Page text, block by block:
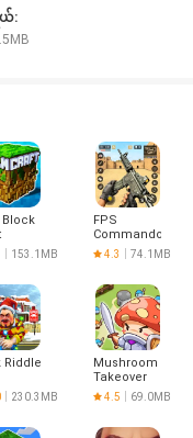
ား။နောက်ဆုံးသတင်းများ
:
Block
153.1MB
FPS
Commando
Shooting
Games
4.3 74.1MB
Riddle
230.3MB
Mushroom
Takeover
4.5 69.0MB